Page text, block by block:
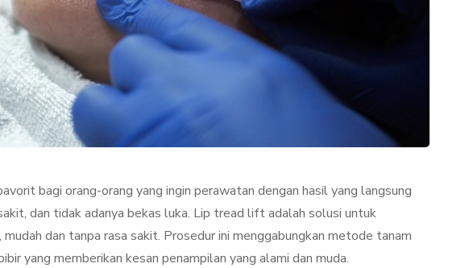
bagi orang-orang yang ingin perawatan dengan hasil yang langsung
dan tidak adanya bekas luka. Lip tread lift adalah solusi untuk
dan tanpa rasa sakit. Prosedur ini menggabungkan metode tanam
yang memberikan kesan penampilan yang alami dan muda.